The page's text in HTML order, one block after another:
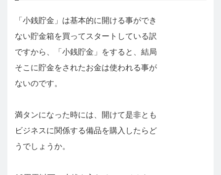
「小銭貯金」は基本的に開ける事ができ
ない貯金箱を買ってスタートしている訳
ですから、「小銭貯金」をすると、結局
そこに貯金をされたお金は使われる事が
ないのです。
満タンになった時には、開けて是非とも
ビジネスに関係する備品を購入したらど
うでしょうか。